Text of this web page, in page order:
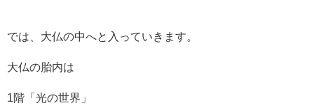
では、大仏の中へと入っていきます。
大仏の胎内は
1階「光の世界」